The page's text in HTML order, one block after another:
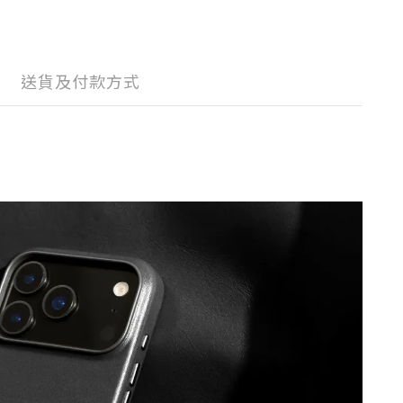
送貨及付款方式